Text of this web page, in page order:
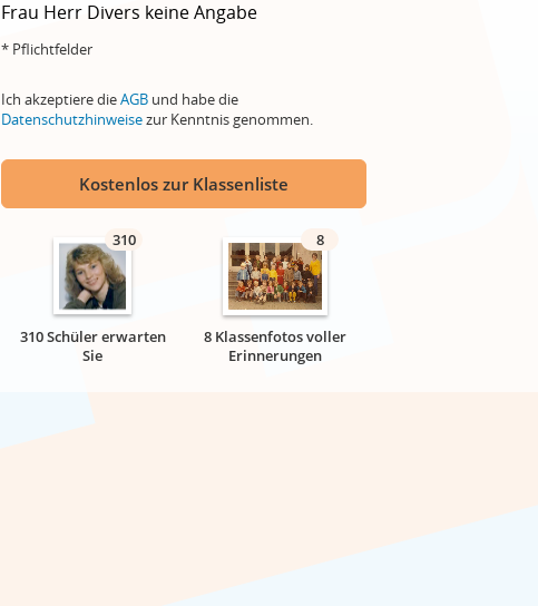
Frau Herr Divers keine Angabe
* Pflichtfelder
Ich akzeptiere dieAGB und habe die
Datenschutzhinweisezur Kenntnis genommen.
Kostenlos zur Klassenliste
310
310 Schüler erwarten
Sie
8
8 Klassenfotos voller
Erinnerungen